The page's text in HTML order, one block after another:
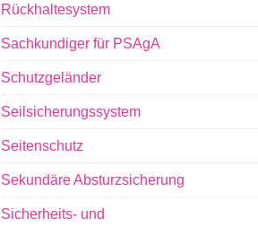
Rückhaltesystem
Sachkundiger für PSAgA
Schutzgeländer
Seilsicherungssystem
Seitenschutz
Sekundäre Absturzsicherung
Sicherheits- und